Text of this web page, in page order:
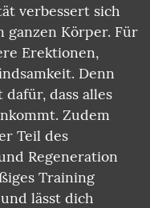
verbessert sich
ganzen Körper. Für
Erektionen,
Denn
dass alles
Zudem
Teil des
Regeneration
Training
lässt dich